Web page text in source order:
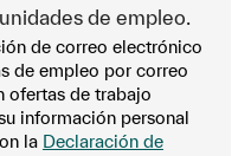
de empleo.
de correo electrónico
de empleo por correo
ofertas de trabajo
información personal
la Declaración de